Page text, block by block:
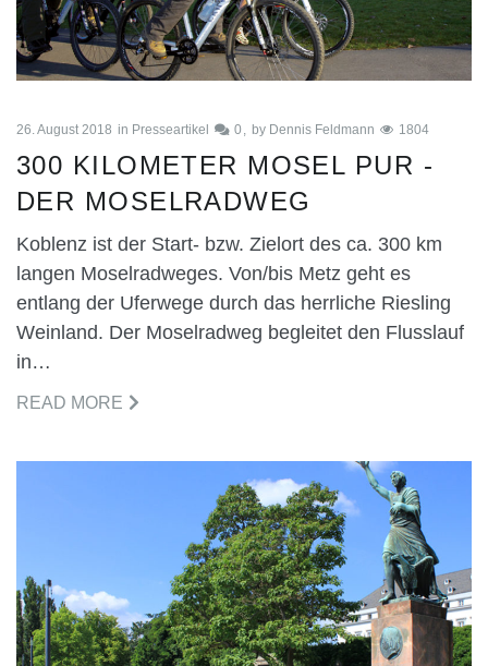
26. August 2018 in Presseartikel 0 by Dennis Feldmann 1804
300 KILOMETER MOSEL PUR -
DER MOSELRADWEG
Koblenz ist der Start- bzw. Zielort des ca. 300 km
langen Moselradweges. Von/bis Metz geht es
entlang der Uferwege durch das herrliche Riesling
Weinland. Der Moselradweg begleitet den Flusslauf
in…
READ MORE